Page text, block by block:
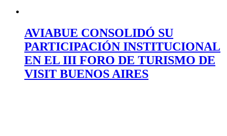
AVIABUE CONSOLIDÓ SU
PARTICIPACIÓN INSTITUCIONAL
EN EL III FORO DE TURISMO DE
VISIT BUENOS AIRES